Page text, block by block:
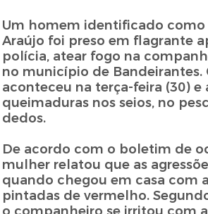
Um homem identificado como
Araújo foi preso em flagrante
polícia, atear fogo na
no município de Bandeirantes.
aconteceu na terça-feira (30) e
queimaduras nos seios, no
dedos.
De acordo com o boletim de
mulher relatou que as
quando chegou em casa com
pintadas de vermelho.